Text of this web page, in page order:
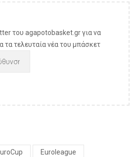
του agapotobasket.gr για να
τα τελευταία νέα του μπάσκετ
Euroleague